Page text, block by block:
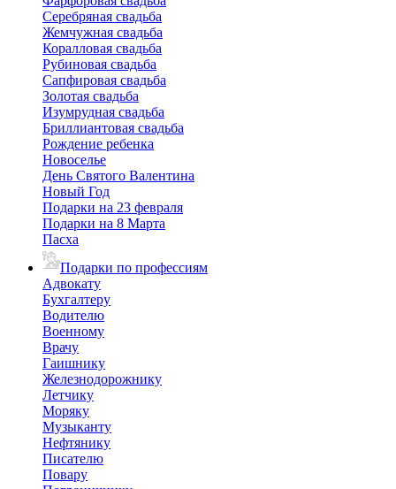
Серебряная свадьба
Жемчужная свадьба
Коралловая свадьба
Рубиновая свадьба
Сапфировая свадьба
Золотая свадьба
Изумрудная свадьба
Бриллиантовая свадьба
Рождение ребенка
Новоселье
День Святого Валентина
Новый Год
Подарки на 23 февраля
Подарки на 8 Марта
Пасха
Подарки по профессиям
Адвокату
Бухгалтеру
Водителю
Военному
Врачу
Гаишнику
Железнодорожнику
Летчику
Моряку
Музыканту
Нефтянику
Писателю
Повару